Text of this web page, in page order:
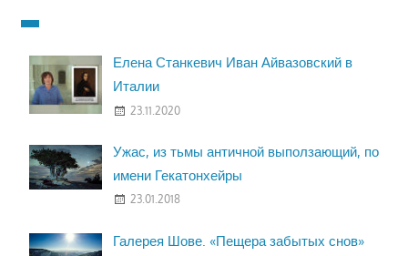
Елена Станкевич Иван Айвазовский в
Италии
23.11.2020
Ужас, из тьмы античной выползающий, по
имени Гекатонхейры
23.01.2018
Галерея Шове. «Пещера забытых снов»